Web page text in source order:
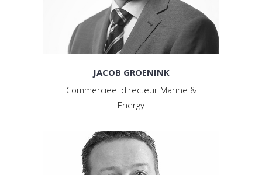
JACOB GROENINK
Commercieel directeur Marine &
Energy